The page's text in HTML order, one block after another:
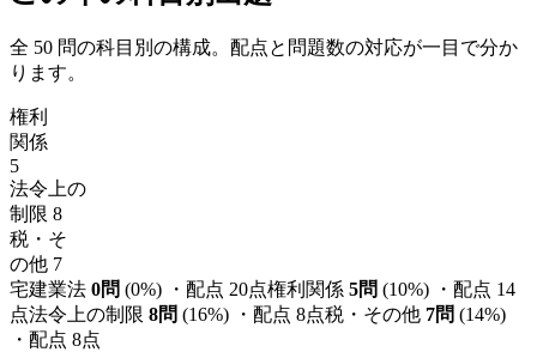
全 50 問の科目別の構成。配点と問題数の対応が一目で分か
ります。
権利
関係
5
法令上の
制限 8
税・そ
の他 7
宅建業法 0問 (0%) ・配点 20点権利関係 5問 (10%) ・配点 14
点法令上の制限 8問 (16%) ・配点 8点税・その他 7問 (14%)
・配点 8点